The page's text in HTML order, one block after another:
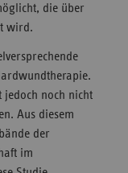
die über
wird.
jedoch noch nicht
Aus diesem
der
im